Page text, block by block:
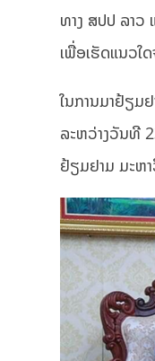
ທາງ ສປປ ລາວ
ເພື່ອເຮັດແນວໃ
ໃນການມາຢ້ຽມ
ລະຫວ່າງວັນທີ
ຢ້ຽມຢາມ ມະຫ